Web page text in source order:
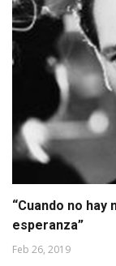
“Cuando no hay
esperanza”
Feb 26, 2019